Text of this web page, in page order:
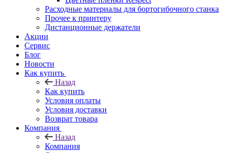
Расходные материалы для бортогибочного станка
Прочее к принтеру
Дистанционные держатели
Акции
Сервис
Блог
Новости
Как купить
Назад
Как купить
Условия оплаты
Условия доставки
Возврат товара
Компания
Назад
Компания